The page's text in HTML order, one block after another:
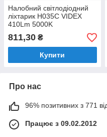
Налобний світлодіодний
ліхтарик H035C VIDEX
410Lm 5000K
((ЗАРЯДЖАЄТЬСЯ ВІД
USB))
811,30 ₴
Купити
Про нас
96% позитивних з 771
Працює з 09.02.2012